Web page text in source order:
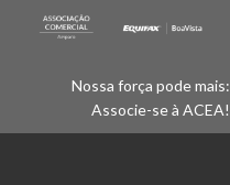
Nossa força pode mais:
Associe-se à ACEA!